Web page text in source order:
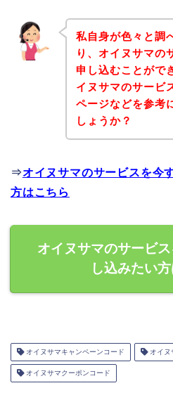
私自身が色々と調
り、オイヌサマの
申し込むことがで
イヌサマのサービ
ページなどを参考
しょうか？
⇒オイヌサマのサービスを今
方はこちら
オイヌサマのサービ
し込みたい
オイヌサマキャンペーンコード オイヌ
オイヌサマクーポンコード